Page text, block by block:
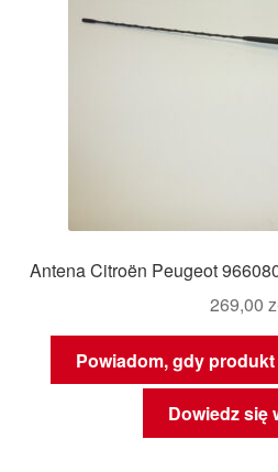
Antena Citroën Peugeot
269,00
Powiadom, gdy
Dowiedz się